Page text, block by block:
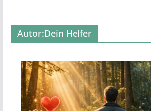
Autor:Dein Helfer